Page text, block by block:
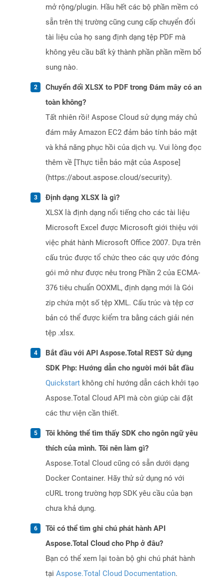
mở rộng/plugin. Hầu hết các bộ phần mềm có
sẵn trên thị trường cũng cung cấp chuyển đổi
tài liệu của họ sang định dạng tệp PDF mà
không yêu cầu bất kỳ thành phần phần mềm bổ
sung nào.
Chuyển đổi XLSX to PDF trong Đám mây có an
toàn không?
Tất nhiên rồi! Aspose Cloud sử dụng máy chủ
đám mây Amazon EC2 đảm bảo tính bảo mật
và khả năng phục hồi của dịch vụ. Vui lòng đọc
thêm về [Thực tiễn bảo mật của Aspose]
(https://about.aspose.cloud/security).
Định dạng XLSX là gì?
XLSX là định dạng nổi tiếng cho các tài liệu
Microsoft Excel được Microsoft giới thiệu với
việc phát hành Microsoft Office 2007. Dựa trên
cấu trúc được tổ chức theo các quy ước đóng
gói mở như được nêu trong Phần 2 của ECMA-
376 tiêu chuẩn OOXML, định dạng mới là Gói
zip chứa một số tệp XML. Cấu trúc và tệp cơ
bản có thể được kiểm tra bằng cách giải nén
tệp .xlsx.
Bắt đầu với API Aspose.Total REST Sử dụng
SDK Php: Hướng dẫn cho người mới bắt đầu
Quickstart không chỉ hướng dẫn cách khởi tạo
Aspose.Total Cloud API mà còn giúp cài đặt
các thư viện cần thiết.
Tôi không thể tìm thấy SDK cho ngôn ngữ yêu
thích của mình. Tôi nên làm gì?
Aspose.Total Cloud cũng có sẵn dưới dạng
Docker Container. Hãy thử sử dụng nó với
cURL trong trường hợp SDK yêu cầu của bạn
chưa khả dụng.
Tôi có thể tìm ghi chú phát hành API
Aspose.Total Cloud cho Php ở đâu?
Bạn có thể xem lại toàn bộ ghi chú phát hành
tại Aspose.Total Cloud Documentation.